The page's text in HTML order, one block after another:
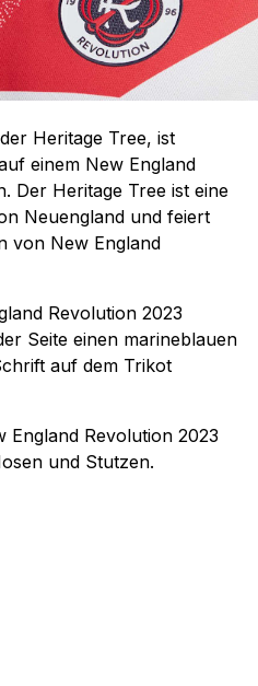
Heritage Tree, ist
einem New England
Der Heritage Tree ist eine
Neuengland und feiert
von New England
Revolution 2023
Seite einen marineblauen
auf dem Trikot
England Revolution 2023
und Stutzen.